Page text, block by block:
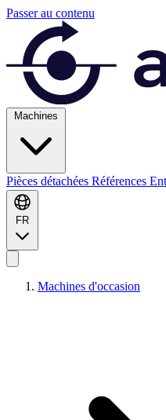
Passer au contenu
Machines
Pièces détachées Références
FR
Machines d'occasion